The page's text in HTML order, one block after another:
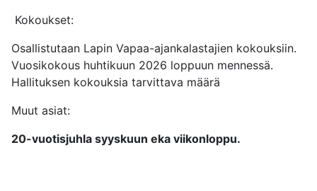
Kokoukset:
Osallistutaan Lapin Vapaa-ajankalastajien kokouksiin.
Vuosikokous huhtikuun 2026 loppuun mennessä.
Hallituksen kokouksia tarvittava määrä
Muut asiat:
20-vuotisjuhla syyskuun eka viikonloppu.